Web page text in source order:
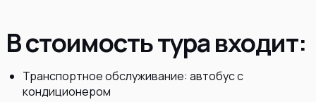
В стоимость тура входит:
Транспортное обслуживание: автобус с
кондиционером